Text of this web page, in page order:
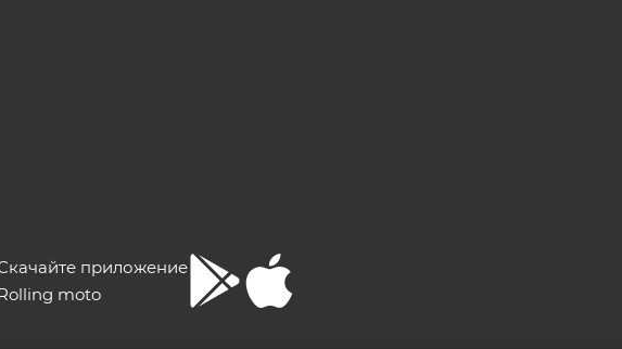
приложение
moto